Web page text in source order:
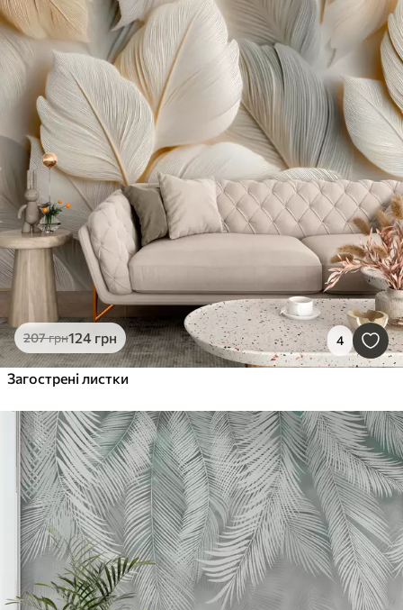
207грн124 грн 4
Загострені листки